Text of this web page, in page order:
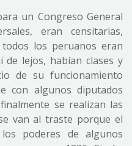
un Congreso General
eran censitarias,
los peruanos eran
lejos, habían clases y
de su funcionamiento
con algunos diputados
se realizan las
van al traste porque el
poderes de algunos